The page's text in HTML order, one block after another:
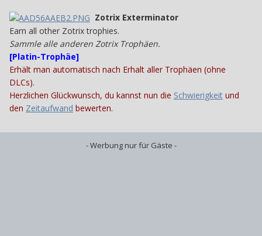
Zotrix Exterminator
Earn all other Zotrix trophies.
Sammle alle anderen Zotrix Trophäen.
[Platin-Trophäe]
Erhält man automatisch nach Erhalt aller Trophäen (ohne
DLCs).
Herzlichen Glückwunsch, du kannst nun die Schwierigkeit und
den Zeitaufwand bewerten.
- Werbung nur für Gäste -